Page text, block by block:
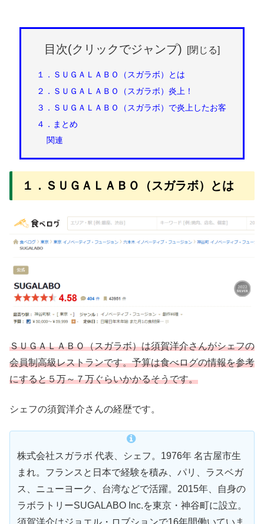
目次(クリックでジャンプ)
１．ＳＵＧＡＬＡＢＯ（スガラボ）とは
２．ＳＵＧＡＬＡＢＯ（スガラボ）炎上！
３．ＳＵＧＡＬＡＢＯ（スガラボ）で炎上したお客
４．まとめ
関連
１．ＳＵＧＡＬＡＢＯ（スガラボ）とは
ＳＵＧＡＬＡＢＯ（スガラボ）は須賀洋介さんがシェフの
会員制高級レストランです。予算は食べログの情報を参考
にすると５万～７万ぐらいかかるそうです。
シェフの須賀洋介さんの経歴です。
株式会社スガラボ 代表、シェフ。1976年 名古屋市生
まれ。フランスと日本で経験を積み、パリ、ラスベガ
ス、ニューヨーク、台湾などで活躍。2015年、自身の
ラボラトリーSUGALABO Inc.を東京・神谷町に設立。